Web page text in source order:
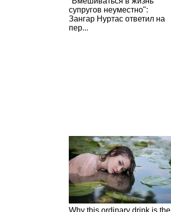
супругов неуместно":
Зангар Нуртас ответил на
пер...
Why this ordinary drink is the